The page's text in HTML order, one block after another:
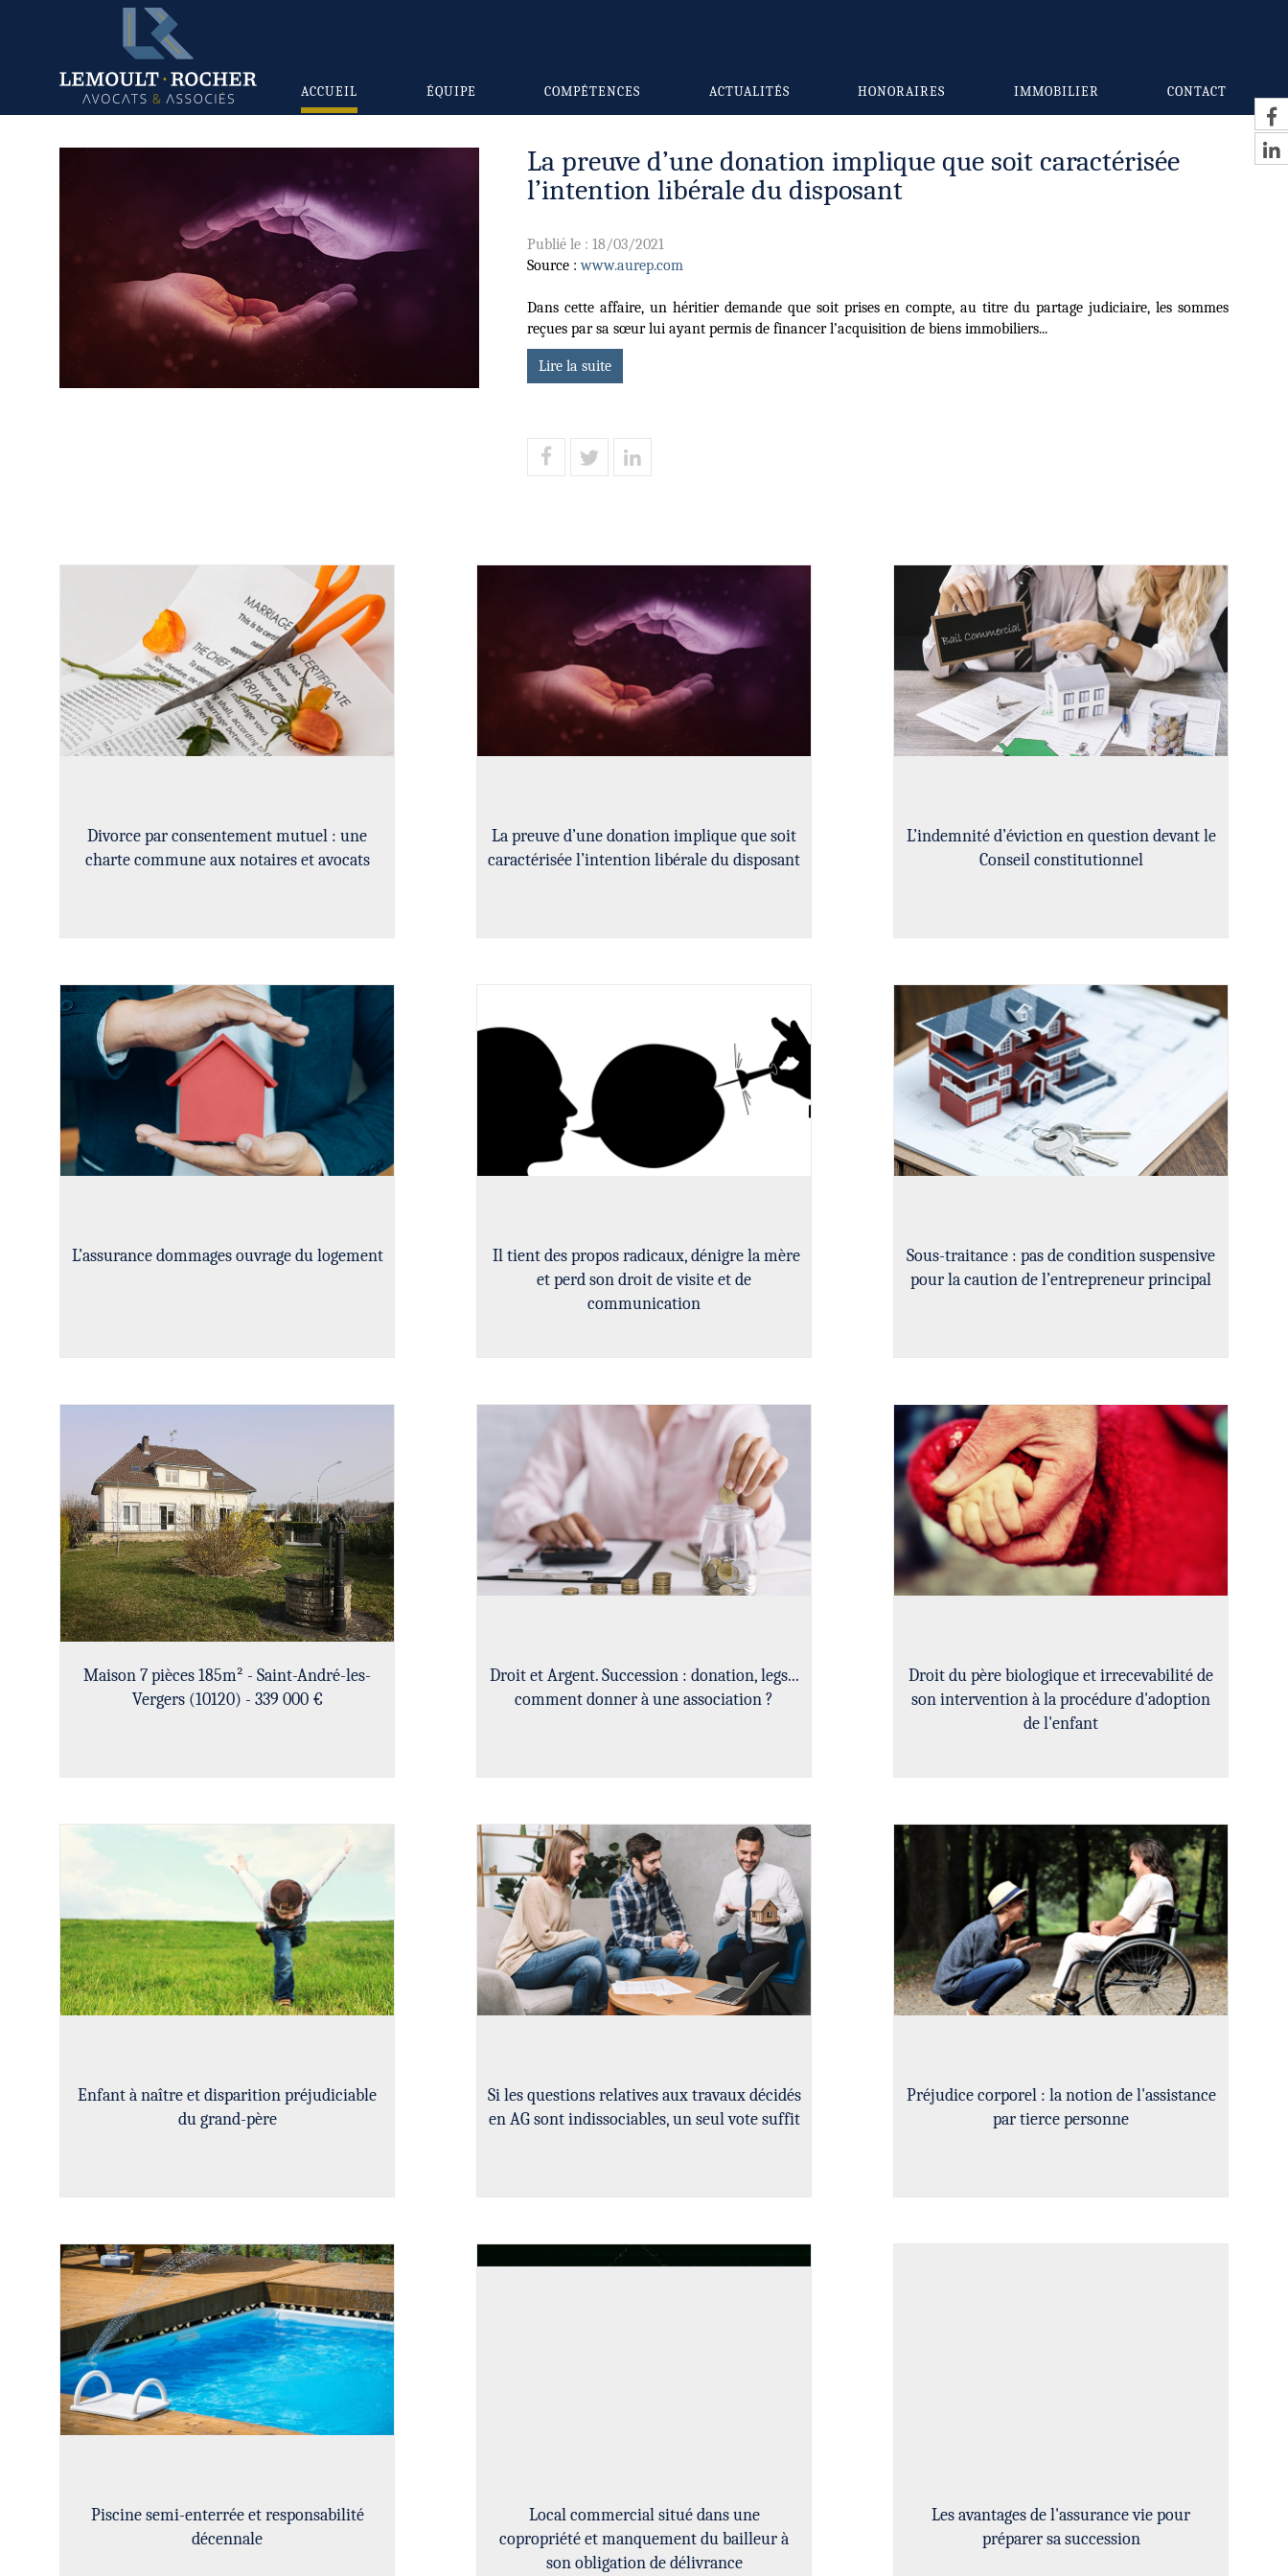
ACCUEIL ÉQUIPE COMPÉTENCES ACTUALITÉS HONORAIRES IMMOBILIER CONTACT
La preuve d’une donation implique que soit caractérisée
l’intention libérale du disposant
Publié le : 18/03/2021
Source :www.aurep.com
Dans cette affaire, un héritier demande que soit prises en compte, au titre du partage judiciaire, les sommes
reçues par sa sœur lui ayant permis de financer l’acquisition de biens immobiliers...
Lire la suite
Divorce par consentement mutuel : une
charte commune aux notaires et avocats
La preuve d’une donation implique que soit
caractérisée l’intention libérale du disposant
L’indemnité d’éviction en question devant le
Conseil constitutionnel
L’assurance dommages ouvrage du logement
Il tient des propos radicaux, dénigre la mère
et perd son droit de visite et de
communication
Sous-traitance : pas de condition suspensive
pour la caution de l’entrepreneur principal
Maison 7 pièces 185m² - Saint-André-les-
Vergers (10120) - 339 000 €
Droit et Argent. Succession : donation, legs...
comment donner à une association ?
Droit du père biologique et irrecevabilité de
son intervention à la procédure d'adoption
de l'enfant
Enfant à naître et disparition préjudiciable
du grand-père
Si les questions relatives aux travaux décidés
en AG sont indissociables, un seul vote suffit
Préjudice corporel : la notion de l'assistance
par tierce personne
Piscine semi-enterrée et responsabilité
décennale
Local commercial situé dans une
copropriété et manquement du bailleur à
son obligation de délivrance
Les avantages de l'assurance vie pour
préparer sa succession